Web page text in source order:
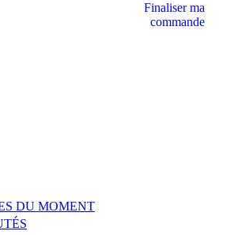
Finaliser ma
commande
DU MOMENT